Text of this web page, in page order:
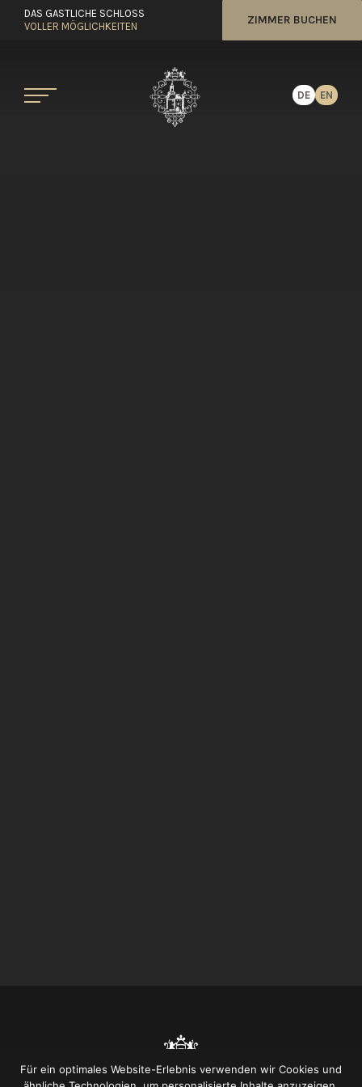
DAS GASTLICHE SCHLOSS
VOLLER MÖGLICHKEITEN
ZIMMER BUCHEN
DE EN
Für ein optimales Website-Erlebnis verwenden wir Cookies und